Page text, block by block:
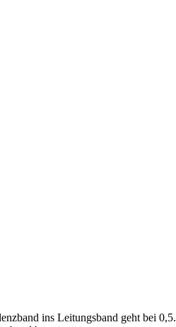
ins Leitungsband geht bei 0,5.